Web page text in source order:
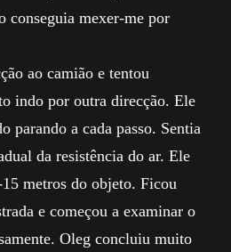
conseguia mexer-me por
ao camião e tentou
indo por outra direcção. Ele
parando a cada passo. Sentia
da resistência do ar. Ele
metros do objeto. Ficou
e começou a examinar o
Oleg concluiu muito